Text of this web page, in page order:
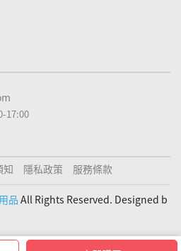
17:00
知 隱私政策 服務條款
品 All Rights Reserved. Designed b